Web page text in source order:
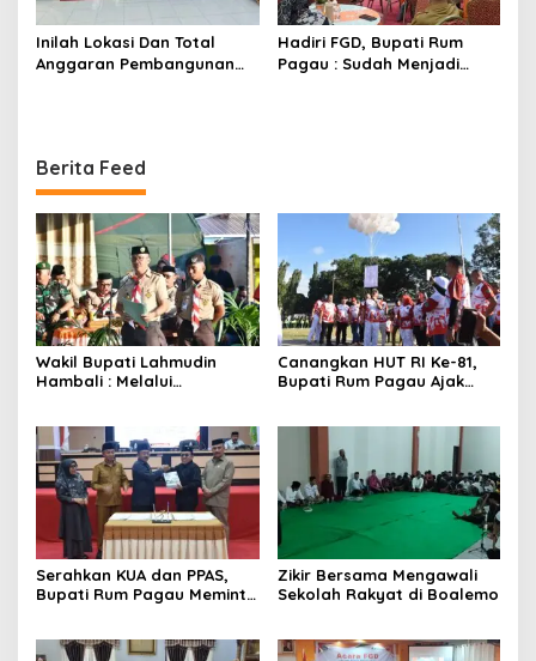
Inilah Lokasi Dan Total
Anggaran Pembangunan
Hadiri FGD, Bupati Rum
Pagau : Sudah Menjadi
Berita Feed
Wakil Bupati Lahmudin
Hambali : Melalui
Pramuka
Canangkan HUT RI Ke-81,
Bupati Rum Pagau Ajak
Serahkan KUA dan PPAS,
Bupati Rum Pagau Meminta
Zikir Bersama Mengawali
Sekolah Rakyat di Boalemo